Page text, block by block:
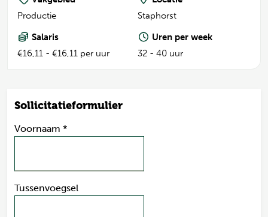
Productie
Staphorst
Salaris
€16,11 - €16,11 per uur
Uren per week
32 - 40 uur
Sollicitatieformulier
Voornaam *
Tussenvoegsel